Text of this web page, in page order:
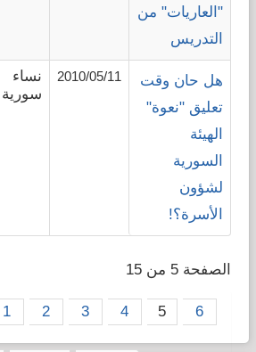
"العاريات" من
التدريس
هل حان وقت
تعليق "نعوة"
الهيئة
السورية
لشؤون
الأسرة؟!
2010/05/11
نساء
سورية
الصفحة 5 من 15
1 2 3 4 5 6